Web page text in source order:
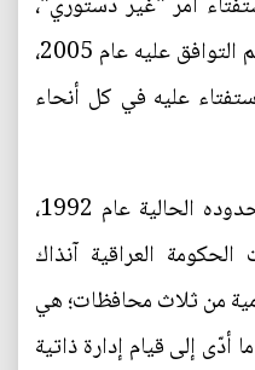
ويخلّ بالعقد الاجتماعي الذي تم التوافق عليه عام 2005،
عليه في كل أنحاء
ونشأ إقليم كردستان العراق بحدوده الحالية عام 1992،
العراقية آنذاك
من ثلاث محافظات؛ هي
أدّى إلى قيام إدارة ذاتية